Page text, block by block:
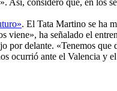
. El Tata Martino se ha
ha señalado el
delante. «Tenemos
ocurrió ante el Valencia